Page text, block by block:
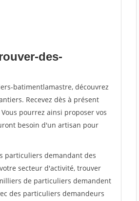
des-
batimentlamastre, découvrez
Recevez dès à présent
pourrez ainsi proposer vos
besoin d'un artisan pour
particuliers demandant des
secteur d'activité, trouver
de particuliers demandent
des particuliers demandeurs